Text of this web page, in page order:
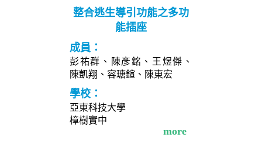
整合逃生導引功能之多功
能插座
成員：
彭祐群、陳彥銘、王煜傑、
陳凱翔、容瑭鍹、陳東宏
學校：
亞東科技大學
樟樹實中
more